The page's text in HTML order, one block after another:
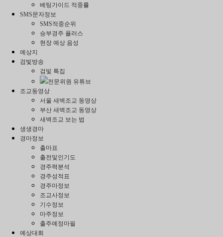
베팅가이드 적중률
SMS문자정보
SMS적중순위
승부경주 플러스
현장 예상 음성
예상지
검빛방송
검빛 특집
전문위원 유튜브
조교동영상
서울 새벽조교 동영상
부산 새벽조교 동영상
새벽조교 보는 법
생생경마
경마정보
출마표
출전및인기도
경주력분석
경주성적표
경주마정보
조교사정보
기수정보
마주정보
출주예정마필
예상대회